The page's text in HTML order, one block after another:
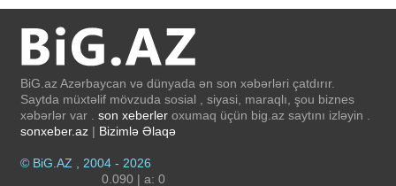
BiG.az Azərbaycan və dünyada ən son xəbərləri çatdırır.
Saytda müxtəlif mövzuda sosial , siyasi, maraqlı, şou biznes
xəbərlər var . son xeberler oxumaq üçün big.az saytını izləyin .
sonxeber.az | Bizimlə Əlaqə
© BiG.AZ , 2004 - 2026
0.090 | a: 0